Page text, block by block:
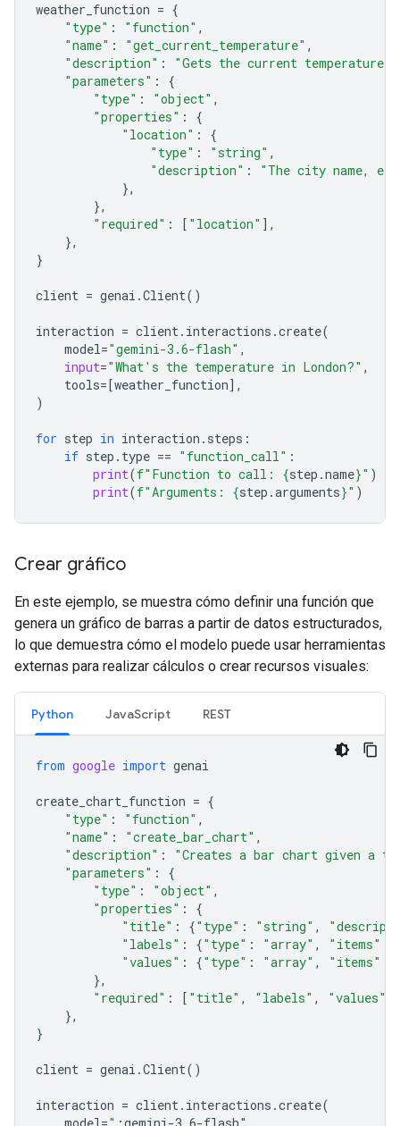
weather_function = {
"type" : "function" ,
"name" : "get_current_temperature" ,
"description" :
"Gets the current
"parameters" :
{
"type" : "object" ,
"properties" :
{
"location" :
{
"type" : "string" ,
"description" :
"The city name,
},
},
"required" : [ "location" ],
},
}
client = genai .Client()
interaction = client. interactions .create(
model="gemini-3.6-flash" ,
input="What's the temperature in London?" ,
tools=[weather_function],
)
for step in interaction . steps :
if step . type == "function_call" :
print(f"Function to call: {step .name}" )
print(f"Arguments: {step .arguments}" )
Crear gráfico
En este ejemplo, se muestra cómo definir una función que
genera un gráfico de barras a partir de datos estructurados,
lo que demuestra cómo el modelo puede usar herramientas
externas para realizar cálculos o crear recursos visuales:
Python JavaScript REST
from google import genai
create_chart_function = {
"type" : "function" ,
"name" : "create_bar_chart" ,
"description" :
"Creates a bar chart given a
"parameters" :
{
"type" : "object" ,
"properties" :
{
"title" : {"type" : "string" ,
"labels" : {"type" : "array" , "items"
"values" : {"type" : "array" , "items"
},
"required" : [ "title" , "labels" , "values"
},
}
client = genai .Client()
interaction = client. interactions .create(